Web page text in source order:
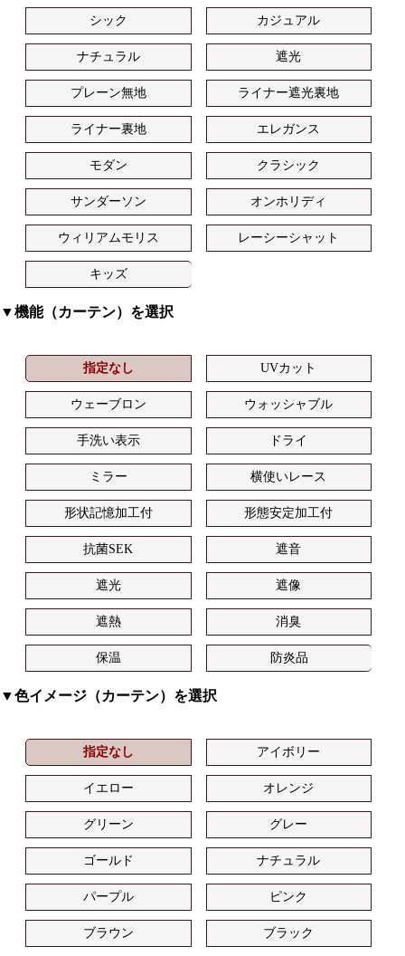
シック カジュアル
ナチュラル 遮光
プレーン無地 ライナー遮光裏地
ライナー裏地 エレガンス
モダン クラシック
サンダーソン オンホリディ
ウィリアムモリス レーシーシャット
キッズ
▼機能（カーテン）を選択
指定なし UVカット
ウェーブロン ウォッシャブル
手洗い表示 ドライ
ミラー 横使いレース
形状記憶加工付 形態安定加工付
抗菌SEK 遮音
遮光 遮像
遮熱 消臭
保温 防炎品
▼色イメージ（カーテン）を選択
指定なし アイボリー
イエロー オレンジ
グリーン グレー
ゴールド ナチュラル
パープル ピンク
ブラウン ブラック